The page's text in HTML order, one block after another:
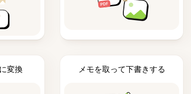
変換 メモを取って下書きする